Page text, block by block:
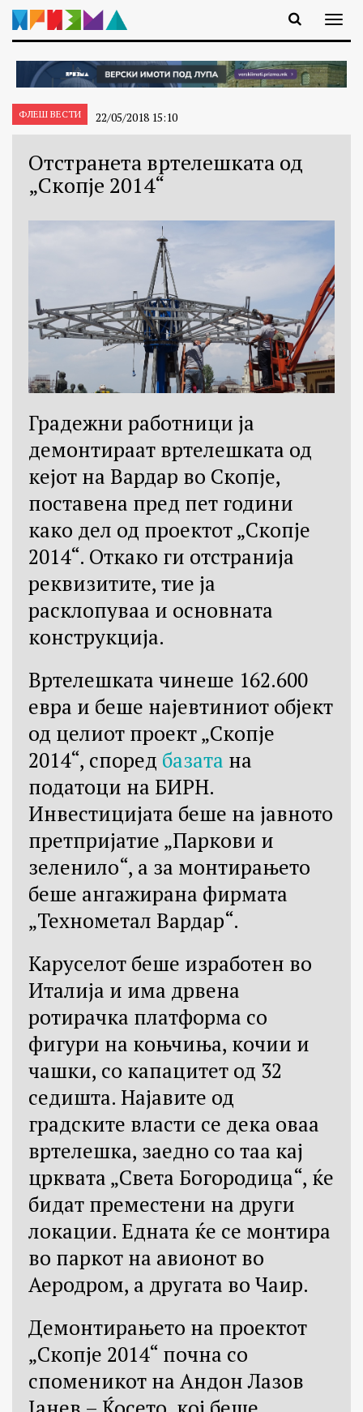
ФЛЕШ ВЕСТИ 22/05/2018 15:10
Отстранета вртелешката од
„Скопје 2014“
Градежни работници ја
демонтираат вртелешката од
кејот на Вардар во Скопје,
поставена пред пет години
како дел од проектот „Скопје
2014“. Откако ги отстранија
реквизитите, тие ја
расклопуваа и основната
конструкција.
Вртелешката чинеше 162.600
евра и беше најевтиниот објект
од целиот проект „Скопје
2014“, според базата на
податоци на БИРН.
Инвестицијата беше на јавното
претпријатие „Паркови и
зеленило“, а за монтирањето
беше ангажирана фирмата
„Технометал Вардар“.
Каруселот беше изработен во
Италија и има дрвена
ротирачка платформа со
фигури на коњчиња, кочии и
чашки, со капацитет од 32
седишта. Најавите од
градските власти се дека оваа
вртелешка, заедно со таа кај
црквата „Света Богородица“, ќе
бидат преместени на други
локации. Едната ќе се монтира
во паркот на авионот во
Аеродром, а другата во Чаир.
Демонтирањето на проектот
„Скопје 2014“ почна со
споменикот на Андон Лазов